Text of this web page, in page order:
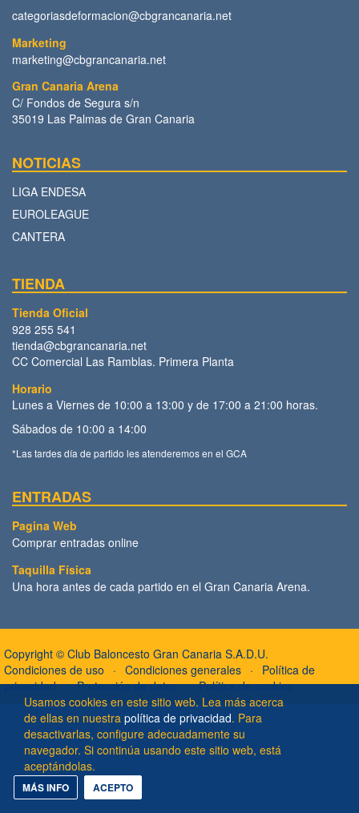
Usamos cookies en este sitio web. Lea más acerca
de ellas en nuestra política de privacidad. Para
desactivarlas, configure adecuadamente su
navegador. Si continúa usando este sitio web, está
aceptándolas.
MÁS INFO ACEPTO
categoriasdeformacion@cbgrancanaria.net
Marketing
marketing@cbgrancanaria.net
Gran Canaria Arena
C/ Fondos de Segura s/n
35019 Las Palmas de Gran Canaria
NOTICIAS
LIGA ENDESA
EUROLEAGUE
CANTERA
TIENDA
Tienda Oficial
928 255 541
tienda@cbgrancanaria.net
CC Comercial Las Ramblas. Primera Planta
Horario
Lunes a Viernes de 10:00 a 13:00 y de 17:00 a 21:00 horas.
Sábados de 10:00 a 14:00
*Las tardes día de partido les atenderemos en el GCA
ENTRADAS
Pagina Web
Comprar entradas online
Taquilla Física
Una hora antes de cada partido en el Gran Canaria Arena.
Copyright © Club Baloncesto Gran Canaria S.A.D.U.
Condiciones de uso
Condiciones generales
Política de
privacidad
Protección de datos Política de cookies